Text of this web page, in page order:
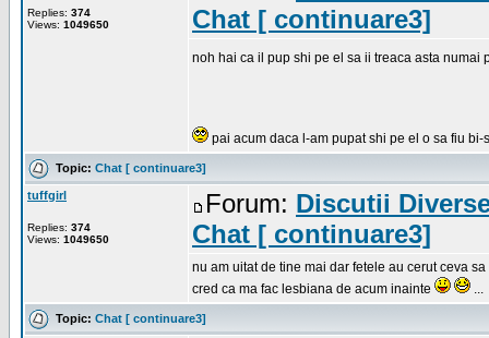
Replies: 374
Views: 1049650
Chat [ continuare3]
noh hai ca il pup shi pe el sa ii treaca asta numai
pai acum daca l-am pupat shi pe el o sa fiu bi-
Topic: Chat [ continuare3]
tuffgirl
Replies: 374
Views: 1049650
Forum: Discutii
Chat [ continuare3]
nu am uitat de tine mai dar fetele au cerut ceva
cred ca ma fac lesbiana de acum inainte
...
Topic: Chat [ continuare3]